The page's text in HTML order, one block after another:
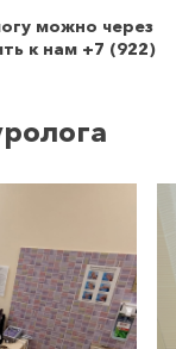
можно через
к нам +7 (922)